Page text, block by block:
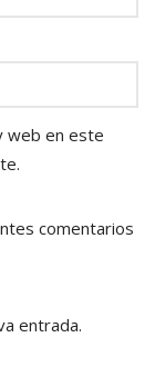
web en este
comentarios
entrada.